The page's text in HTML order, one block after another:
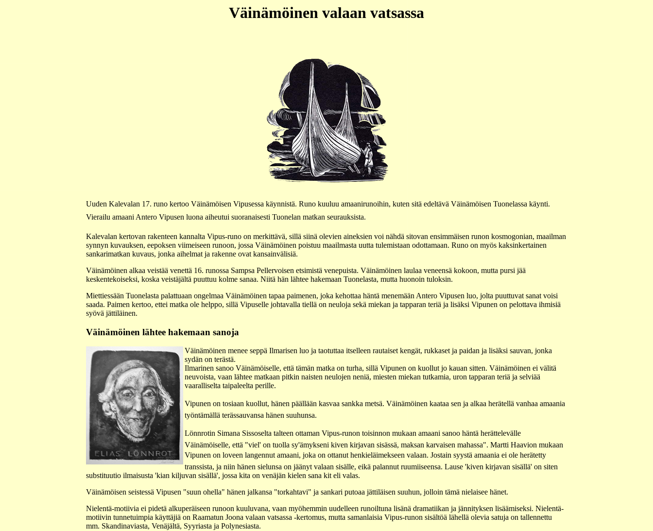
Väinämöinen valaan vatsassa
Uuden Kalevalan 17. runo kertoo Väinämöisen Vipusessa käynnistä. Runo kuuluu amaanirunoihin, kuten sitä edeltävä Väinämöisen Tuonelassa käynti.
Vierailu amaani Antero Vipusen luona aiheutui suoranaisesti Tuonelan matkan seurauksista.
Kalevalan kertovan rakenteen kannalta Vipus-runo on merkittävä, sillä siinä olevien aineksien voi nähdä sitovan ensimmäisen runon kosmogonian, maailman
synnyn kuvauksen, eepoksen viimeiseen runoon, jossa Väinämöinen poistuu maailmasta uutta tulemistaan odottamaan. Runo on myös kaksinkertainen
sankarimatkan kuvaus, jonka aihelmat ja rakenne ovat kansainvälisiä.
Väinämöinen alkaa veistää venettä 16. runossa Sampsa Pellervoisen etsimistä venepuista. Väinämöinen laulaa veneensä kokoon, mutta pursi jää
keskentekoiseksi, koska veistäjältä puuttuu kolme sanaa. Niitä hän lähtee hakemaan Tuonelasta, mutta huonoin tuloksin.
Miettiessään Tuonelasta palattuaan ongelmaa Väinämöinen tapaa paimenen, joka kehottaa häntä menemään Antero Vipusen luo, jolta puuttuvat sanat voisi
saada. Paimen kertoo, ettei matka ole helppo, sillä Vipuselle johtavalla tiellä on neuloja sekä miekan ja tapparan teriä ja lisäksi Vipunen on pelottava ihmisiä
syövä jättiläinen.
Väinämöinen lähtee hakemaan sanoja
Väinämöinen menee seppä Ilmarisen luo ja taotuttaa itselleen rautaiset kengät, rukkaset ja paidan ja lisäksi sauvan, jonka
sydän on terästä.
Ilmarinen sanoo Väinämöiselle, että tämän matka on turha, sillä Vipunen on kuollut jo kauan sitten. Väinämöinen ei välitä
neuvoista, vaan lähtee matkaan pitkin naisten neulojen neniä, miesten miekan tutkamia, uron tapparan teriä ja selviää
vaaralliselta taipaleelta perille.
Vipunen on tosiaan kuollut, hänen päällään kasvaa sankka metsä. Väinämöinen kaataa sen ja alkaa herätellä vanhaa amaania
työntämällä terässauvansa hänen suuhunsa.
Lönnrotin Simana Sissoselta talteen ottaman Vipus-runon toisinnon mukaan amaani sanoo häntä herättelevälle
Väinämöiselle, että "viel' on tuolla sy'ämykseni kiven kirjavan sisässä, maksan karvaisen mahassa". Martti Haavion mukaan
Vipunen on loveen langennut amaani, joka on ottanut henkieläimekseen valaan. Jostain syystä amaania ei ole herätetty
transsista, ja niin hänen sielunsa on jäänyt valaan sisälle, eikä palannut ruumiiseensa. Lause 'kiven kirjavan sisällä' on siten
substituutio ilmaisusta 'kian kiljuvan sisällä', jossa kita on venäjän kielen sana kit eli valas.
Väinämöisen seistessä Vipusen "suun ohella" hänen jalkansa "torkahtavi" ja sankari putoaa jättiläisen suuhun, jolloin tämä nielaisee hänet.
Nielentä-motiivia ei pidetä alkuperäiseen runoon kuuluvana, vaan myöhemmin uudelleen runoiltuna lisänä dramatiikan ja jännityksen lisäämiseksi. Nielentä-
motiivin tunnetuimpia käyttäjiä on Raamatun Joona valaan vatsassa -kertomus, mutta samanlaisia Vipus-runon sisältöä lähellä olevia satuja on tallennettu
mm. Skandinaviasta, Venäjältä, Syyriasta ja Polynesiasta.